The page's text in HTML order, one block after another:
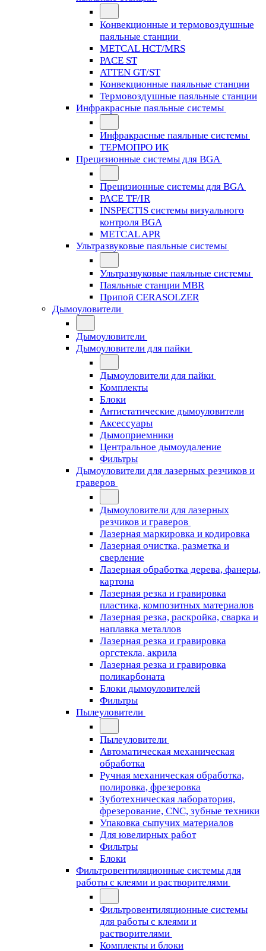
Конвекционные и термовоздушные
паяльные станции
METCAL HCT/MRS
PACE ST
ATTEN GT/ST
Конвекционные паяльные станции
Термовоздушные паяльные станции
Инфракрасные паяльные системы
Инфракрасные паяльные системы
ТЕРМОПРО ИК
Прецизионные системы для BGA
Прецизионные системы для BGA
PACE TF/IR
INSPECTIS системы визуального
контроля BGA
METCAL APR
Ультразвуковые паяльные системы
Ультразвуковые паяльные системы
Паяльные станции MBR
Припой CERASOLZER
Дымоуловители
Дымоуловители
Дымоуловители для пайки
Дымоуловители для пайки
Комплекты
Блоки
Антистатические дымоуловители
Аксессуары
Дымоприемники
Центральное дымоудаление
Фильтры
Дымоуловители для лазерных резчиков и
граверов
Дымоуловители для лазерных
резчиков и граверов
Лазерная маркировка и кодировка
Лазерная очистка, разметка и
сверление
Лазерная обработка дерева, фанеры,
картона
Лазерная резка и гравировка
пластика, композитных материалов
Лазерная резка, раскройка, сварка и
наплавка металлов
Лазерная резка и гравировка
оргстекла, акрила
Лазерная резка и гравировка
поликарбоната
Блоки дымоуловителей
Фильтры
Пылеуловители
Пылеуловители
Автоматическая механическая
обработка
Ручная механическая обработка,
полировка, фрезеровка
Зуботехническая лаборатория,
фрезерование, CNC, зубные техники
Упаковка сыпучих материалов
Для ювелирных работ
Фильтры
Блоки
Фильтровентиляционные системы для
работы с клеями и растворителями
Фильтровентиляционные системы
для работы с клеями и
растворителями
Комплекты и блоки